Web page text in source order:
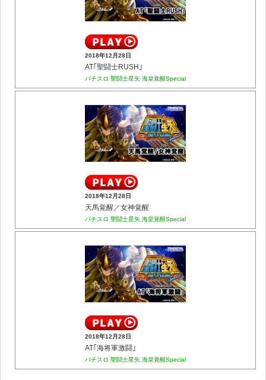
2018年12月28日
AT｢聖闘士RUSH｣
パチスロ 聖闘士星矢 海皇覚醒Special
2018年12月28日
天馬覚醒／女神覚醒
パチスロ 聖闘士星矢 海皇覚醒Special
2018年12月28日
AT｢海将軍激闘｣
パチスロ 聖闘士星矢 海皇覚醒Special